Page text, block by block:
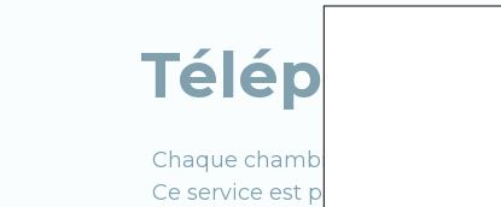
Chaque chambre est équipée
Ce service est payant auprès